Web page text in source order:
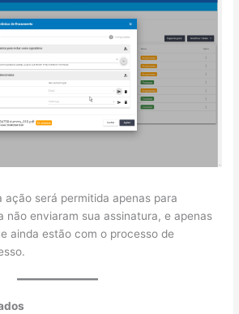
ação será permitida apenas para
não enviaram sua assinatura, e apenas
ainda estão com o processo de